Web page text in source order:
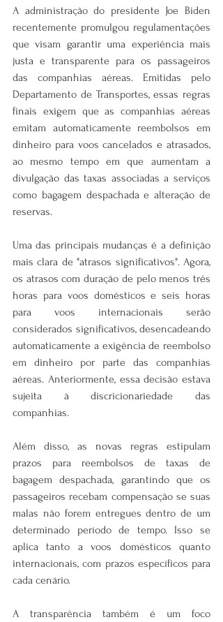
A administração do presidente Joe Biden
recentemente promulgou regulamentações
que visam garantir uma experiência mais
justa e transparente para os passageiros
das companhias aéreas. Emitidas pelo
Departamento de Transportes, essas regras
finais exigem que as companhias aéreas
emitam automaticamente reembolsos em
dinheiro para voos cancelados e atrasados,
ao mesmo tempo em que aumentam a
divulgação das taxas associadas a serviços
como bagagem despachada e alteração de
reservas.
Uma das principais mudanças é a definição
mais clara de "atrasos significativos". Agora,
os atrasos com duração de pelo menos três
horas para voos domésticos e seis horas
para voos internacionais serão
considerados significativos, desencadeando
automaticamente a exigência de reembolso
em dinheiro por parte das companhias
aéreas. Anteriormente, essa decisão estava
sujeita à discricionariedade das
companhias.
Além disso, as novas regras estipulam
prazos para reembolsos de taxas de
bagagem despachada, garantindo que os
passageiros recebam compensação se suas
malas não forem entregues dentro de um
determinado período de tempo. Isso se
aplica tanto a voos domésticos quanto
internacionais, com prazos específicos para
cada cenário.
A transparência também é um foco